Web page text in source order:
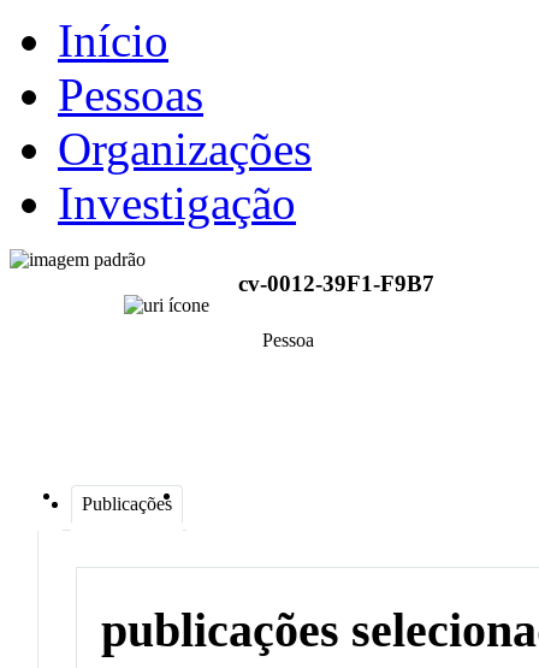
Início
Pessoas
Organizações
Investigação
cv-0012-39F1-F9B7
Pessoa
Publicações
publicações